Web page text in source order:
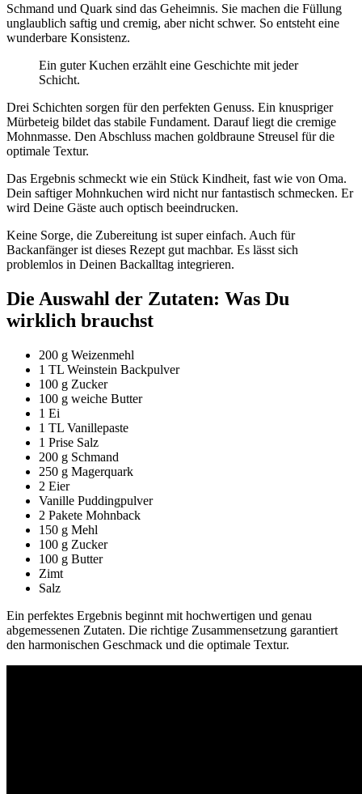
Schmand und Quark sind das Geheimnis. Sie machen die Füllung
unglaublich saftig und cremig, aber nicht schwer. So entsteht eine
wunderbare Konsistenz.
Ein guter Kuchen erzählt eine Geschichte mit jeder
Schicht.
Drei Schichten sorgen für den perfekten Genuss. Ein knuspriger
Mürbeteig bildet das stabile Fundament. Darauf liegt die cremige
Mohnmasse. Den Abschluss machen goldbraune Streusel für die
optimale Textur.
Das Ergebnis schmeckt wie ein Stück Kindheit, fast wie von Oma.
Dein saftiger Mohnkuchen wird nicht nur fantastisch schmecken. Er
wird Deine Gäste auch optisch beeindrucken.
Keine Sorge, die Zubereitung ist super einfach. Auch für
Backanfänger ist dieses Rezept gut machbar. Es lässt sich
problemlos in Deinen Backalltag integrieren.
Die Auswahl der Zutaten: Was Du
wirklich brauchst
200 g Weizenmehl
1 TL Weinstein Backpulver
100 g Zucker
100 g weiche Butter
1 Ei
1 TL Vanillepaste
1 Prise Salz
200 g Schmand
250 g Magerquark
2 Eier
Vanille Puddingpulver
2 Pakete Mohnback
150 g Mehl
100 g Zucker
100 g Butter
Zimt
Salz
Ein perfektes Ergebnis beginnt mit hochwertigen und genau
abgemessenen Zutaten. Die richtige Zusammensetzung garantiert
den harmonischen Geschmack und die optimale Textur.